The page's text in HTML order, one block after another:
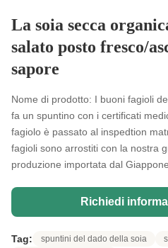
La soia secca
salato posto fresco/
sapore
Nome di prodotto: I buoni fagioli
fa un spuntino con i certificati
fagiolo è passato al inspedtion
fagioli sono arrostiti con la nostra
produzione importata dal
Richiedi
Tag: spuntini del dado della soia